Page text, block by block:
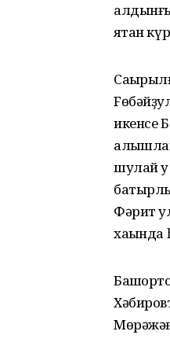
яҡтан
икенсе
шулай
Фәрит